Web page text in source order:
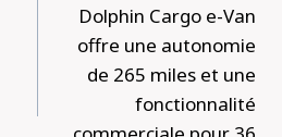
Dolphin Cargo e-Van
offre une autonomie
de 265 miles et une
fonctionnalité